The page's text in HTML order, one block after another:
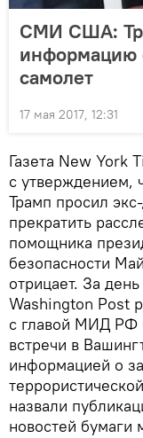
СМИ США:
информацию
самолет
17 мая 2017, 12:31
Газета New York
с утверждением,
Трамп просил
прекратить
помощника
безопасности
отрицает. За
Washington Post
с главой МИД РФ
встречи в
информацией о
назвали
новостей бумаги